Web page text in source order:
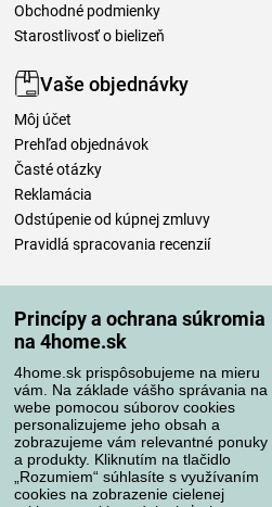
Princípy a ochrana súkromia
na 4home.sk
4home.sk prispôsobujeme na mieru
vám. Na základe vášho správania na
webe pomocou súborov cookies
personalizujeme jeho obsah a
zobrazujeme vám relevantné ponuky
a produkty. Kliknutím na tlačidlo
„Rozumiem“ súhlasíte s využívaním
cookies na zobrazenie cielenej
Obchodné podmienky
Starostlivosť o bielizeň
Vaše objednávky
Môj účet
Prehľad objednávok
Časté otázky
Reklamácia
Odstúpenie od kúpnej zmluvy
Pravidlá spracovania recenzií
Spôsoby platby
Spoľahlivý obchod